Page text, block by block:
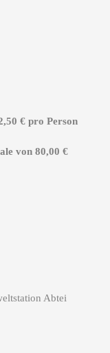
€ pro Person
von 80,00 €
Abtei